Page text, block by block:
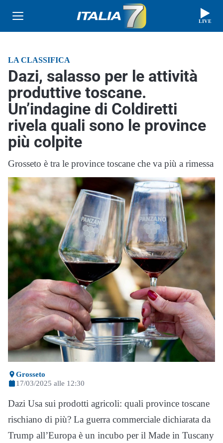
LIVE
LA CLASSIFICA
Dazi, salasso per le attività
produttive toscane.
Un’indagine di Coldiretti
rivela quali sono le province
più colpite
Grosseto è tra le province toscane che va più a rimessa
Grosseto
17/03/2025 alle 12:30
Dazi Usa sui prodotti agricoli: quali province toscane
rischiano di più? La guerra commerciale dichiarata da
Trump all’Europa è un incubo per il Made in Tuscany